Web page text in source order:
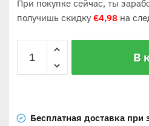
При покупке сейчас, ты
получишь скидку €4,98на
В
Бесплатная доставка при